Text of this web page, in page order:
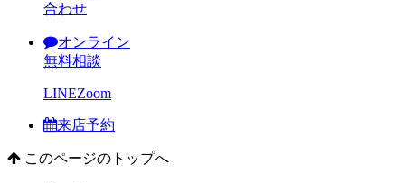
合わせ
オンライン
無料相談
LINEZoom
来店予約
このページのトップへ